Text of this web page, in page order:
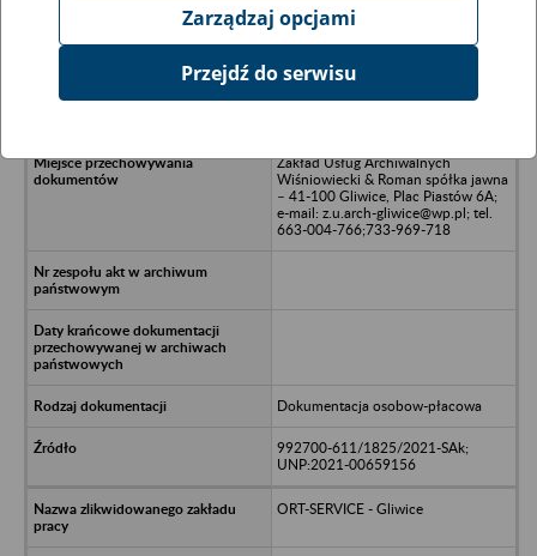
Ukryj wszystkie pozycje bazy
Panstwowa Inspekcja Nadzoru
Zakład Usług Archiwalnych
Wiśniowiecki & Roman spółka jawna
– 41-100 Gliwice, Plac Piastów 6A;
e-mail: z.u.arch-gliwice@wp.pl; tel.
663-004-766;733-969-718
Dokumentacja osobow-płacowa
992700-611/1825/2021-SAk;
UNP:2021-00659156
ORT-SERVICE - Gliwice
Zarządzaj opcjami
Przejdź do serwisu